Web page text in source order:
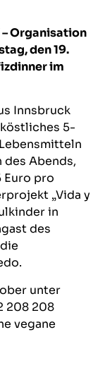
Organisation
den 19.
im
Innsbruck
5-
des Abends,
Euro pro
„Vida y
in
des
unter
208 208
vegane